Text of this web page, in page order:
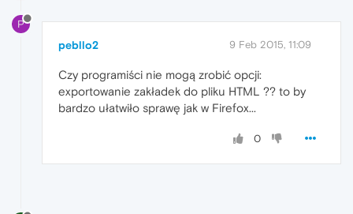
P
pebllo2 9 Feb 2015, 11:09
Czy programiści nie mogą zrobić opcji:
exportowanie zakładek do pliku HTML ?? to by
bardzo ułatwiło sprawę jak w Firefox...
0